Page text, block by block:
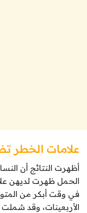
علامات الخطر
أظهرت النتائج أن
الحمل ظهرت لديهن
في وقت أبكر من
الأربعينات، وقد شملت